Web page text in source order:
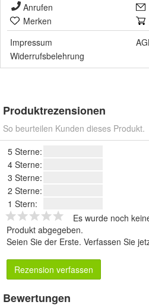
Anrufen
Merken
Impressum
Widerrufsbelehrung
Produktrezensionen
So beurteilen Kunden dieses Produkt.
5 Sterne:
4 Sterne:
3 Sterne:
2 Sterne:
1 Stern:
Es wurde noch
Produkt abgegeben.
Seien Sie der Erste. Verfassen Sie
Rezension verfassen
Bewertungen